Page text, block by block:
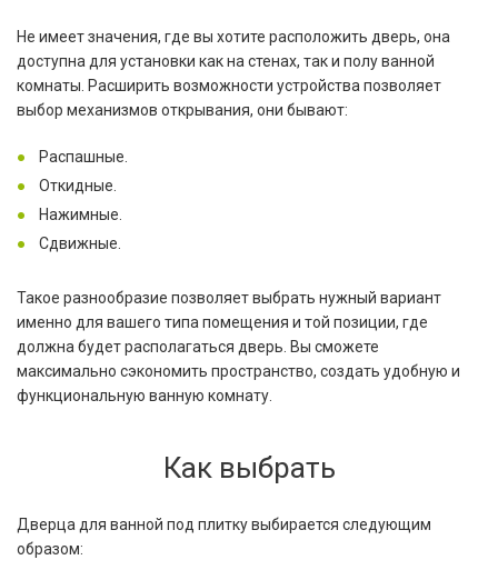
Не имеет значения, где вы хотите расположить дверь, она
доступна для установки как на стенах, так и полу ванной
комнаты. Расширить возможности устройства позволяет
выбор механизмов открывания, они бывают:
Распашные.
Откидные.
Нажимные.
Сдвижные.
Такое разнообразие позволяет выбрать нужный вариант
именно для вашего типа помещения и той позиции, где
должна будет располагаться дверь. Вы сможете
максимально сэкономить пространство, создать удобную и
функциональную ванную комнату.
Как выбрать
Дверца для ванной под плитку выбирается следующим
образом: